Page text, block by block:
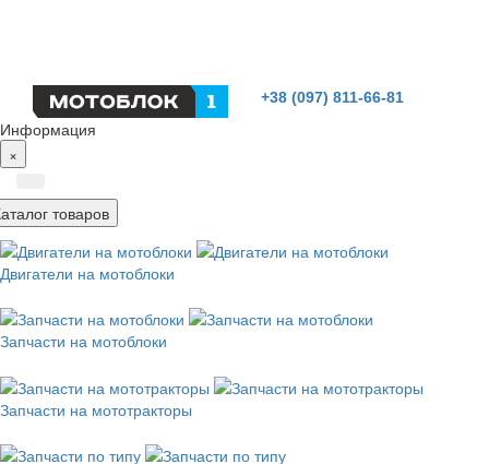
+38 (097) 811-66-81
Информация
×
товаров
Двигатели на мотоблоки
Запчасти на мотоблоки
Запчасти на мототракторы